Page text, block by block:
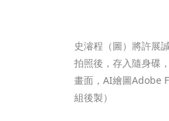
史濬程（圖）將許展
拍照後，存入隨身碟
畫面，AI繪圖Adobe
組後製）